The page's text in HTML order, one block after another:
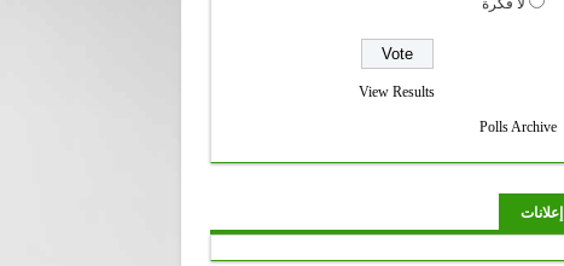
View Results
Polls Archive
إعلانات